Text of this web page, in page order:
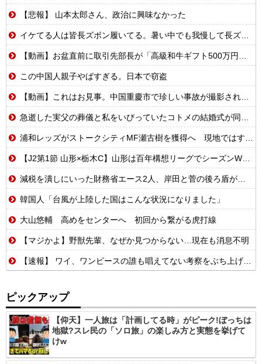
【悲報】 山本太郎さん、政治に興味なかった
イケてる人は皆長ズボン履いてる。暑い中でも我慢して長ズボン履いてる。半ズボンはモテ無い。厳しいって
【動画】お盆直前に取引先部長が「高級和牛ギフト500万円分、全部キャンセルでw」→取引先本社の社長に直接納品したら…
この中国人親子やばすぎる。日本で窃盗
【動画】これはお見事。中国重慶市で珍しい事故が撮影される。
急逝した実父の葬儀と私をいびっていたコトメの結婚式が同じ日になってしまった。無理にでも来いと言われてしまい...
浦和レッズがストークシティMF瀬古樹を獲得へ 現地ではすでにクラブ間合意との情報
【J2第1節 山形×栃木C】山形は百年構想リーグでシーズンW喫した栃木C下し開幕白星！川名連介は移籍後初ゴール
減税を潰しにいった財務省エース2人、岸田と菅の後ろ盾があるから地位は安泰だと信じていたら……
韓国人「台風が上陸した国はこんな状況になりました」
大山悠輔 高めをセンターへ 初回から繋がる虎打線
【マジかよ】野獣先輩、なぜか見つからない…現在も消息不明
【速報】 ワイ、ワンピースの誰も唱えてない考察をぶち上げる【世界初】
ピックアップ
【仰天】一人旅は「計画してる時」がピーク!ぼっちは
地獄?スレ民の「ソロ旅」の楽しみ方と実態を挙げて
けw